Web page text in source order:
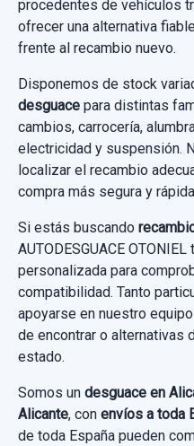
NISSAN X-TRAIL
Garantía 1 año
25,00 €
Sin IVA, gastos de envío
Consultar
Sin IVA, gastos de envío
Consultar
procedentes de vehículos
ofrecer una alternativa
frente al recambio nuevo.
Disponemos de stock
desguace para distintas
cambios, carrocería,
electricidad y suspensión.
localizar el recambio
compra más segura y
Si estás buscando
AUTODESGUACE
personalizada para
compatibilidad. Tanto
apoyarse en nuestro
de encontrar o alternativas
estado.
Somos un desguace en
Alicante, con envíos a toda
de toda España pueden